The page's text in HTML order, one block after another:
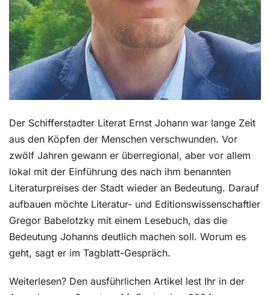
Der Schifferstadter Literat Ernst Johann war lange Zeit
aus den Köpfen der Menschen verschwunden. Vor
zwölf Jahren gewann er überregional, aber vor allem
lokal mit der Einführung des nach ihm benannten
Literaturpreises der Stadt wieder an Bedeutung. Darauf
aufbauen möchte Literatur- und Editionswissenschaftler
Gregor Babelotzky mit einem Lesebuch, das die
Bedeutung Johanns deutlich machen soll. Worum es
geht, sagt er im Tagblatt-Gespräch.
Weiterlesen? Den ausführlichen Artikel lest Ihr in der